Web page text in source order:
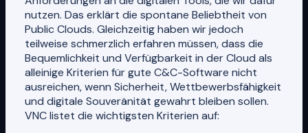
nutzen. Das erklärt die spontane Beliebtheit von
Public Clouds. Gleichzeitig haben wir jedoch
teilweise schmerzlich erfahren müssen, dass die
Bequemlichkeit und Verfügbarkeit in der Cloud als
alleinige Kriterien für gute C&C-Software nicht
ausreichen, wenn Sicherheit, Wettbewerbsfähigkeit
und digitale Souveränität gewahrt bleiben sollen.
VNC listet die wichtigsten Kriterien auf: